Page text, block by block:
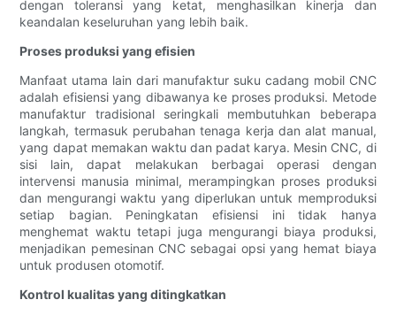
dengan toleransi yang ketat, menghasilkan kinerja dan
keandalan keseluruhan yang lebih baik.
Proses produksi yang efisien
Manfaat utama lain dari manufaktur suku cadang mobil CNC
adalah efisiensi yang dibawanya ke proses produksi. Metode
manufaktur tradisional seringkali membutuhkan beberapa
langkah, termasuk perubahan tenaga kerja dan alat manual,
yang dapat memakan waktu dan padat karya. Mesin CNC, di
sisi lain, dapat melakukan berbagai operasi dengan
intervensi manusia minimal, merampingkan proses produksi
dan mengurangi waktu yang diperlukan untuk memproduksi
setiap bagian. Peningkatan efisiensi ini tidak hanya
menghemat waktu tetapi juga mengurangi biaya produksi,
menjadikan pemesinan CNC sebagai opsi yang hemat biaya
untuk produsen otomotif.
Kontrol kualitas yang ditingkatkan